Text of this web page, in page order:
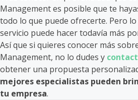
Management es posible que te
todo lo que puede ofrecerte. Pero
servicio puede hacer todavía más
Así que si quieres conocer más
Management, no lo dudes y
obtener una propuesta
mejores especialistas pueden
tu empresa.